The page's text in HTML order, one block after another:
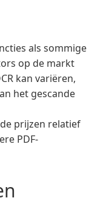
als sommige
op de markt
kan variëren,
het gescande
prijzen relatief
PDF-